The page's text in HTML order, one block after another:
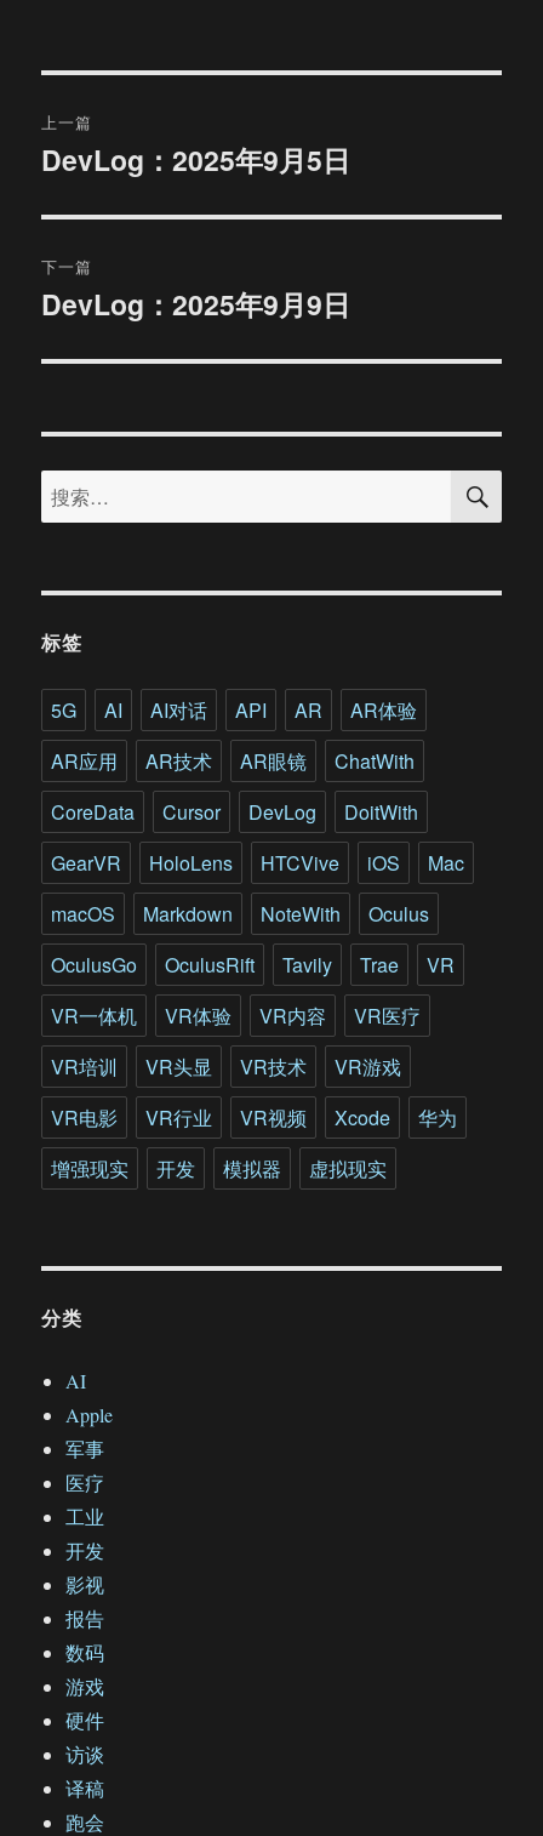
章
航
上一篇
上
文
章：
DevLog：2025年9月5日
下一篇
下
文
DevLog：2025年9月9日
搜
索：
搜
标签
5G AI AI对话 API AR
AR体验
AR应用
AR技术 AR眼镜
ChatWith
CoreData
Cursor DevLog
DoitWith
GearVR
HoloLens HTCVive iOS
Mac
macOS
Markdown NoteWith
Oculus
OculusGo
OculusRift Tavily Trae
VR
VR一体机
VR体验 VR内容
VR医疗
VR培训
VR头显 VR技术
VR游戏
VR电影
VR行业 VR视频 Xcode
华为
增强现实
开发 模拟器 虚拟现实
分类
AI
Apple
军事
医疗
工业
开发
影视
报告
数码
游戏
硬件
访谈
译稿
跑会